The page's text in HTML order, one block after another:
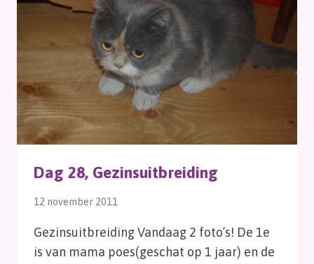
Dag 28, Gezinsuitbreiding
12 november 2011
Gezinsuitbreiding Vandaag 2 foto’s! De 1e
is van mama poes(geschat op 1 jaar) en de